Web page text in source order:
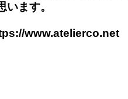
ます。
www.atelierco.net